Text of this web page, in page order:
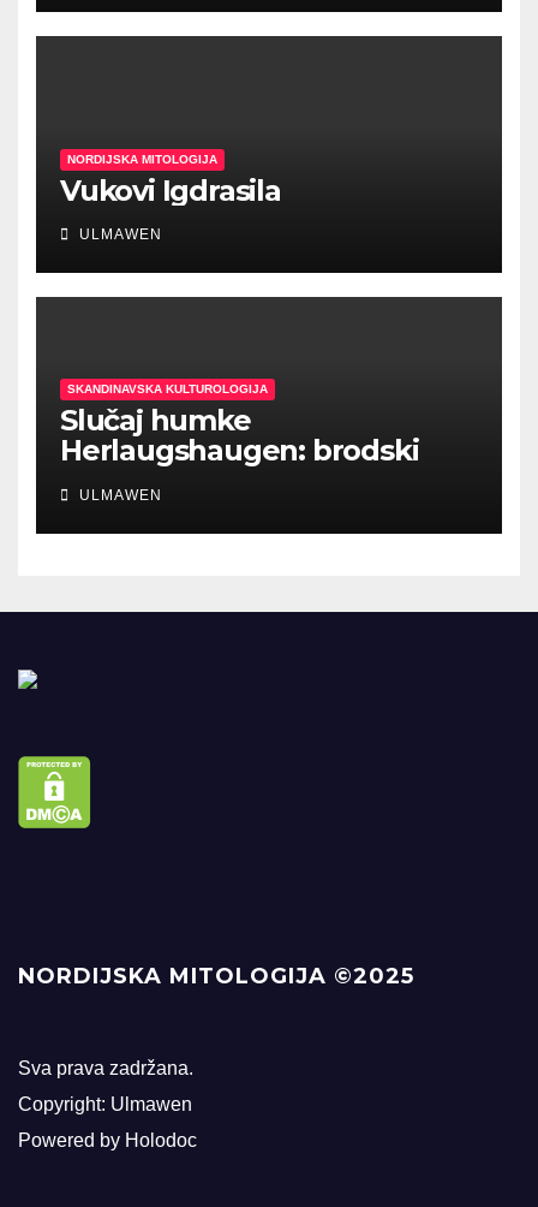
NORDIJSKA MITOLOGIJA
Vukovi Igdrasila
ULMAWEN
SKANDINAVSKA KULTUROLOGIJA
Slučaj humke
Herlaugshaugen: brodski
dobu?
ULMAWEN
NORDIJSKA MITOLOGIJA ©2025
Sva prava zadržana.
Copyright: Ulmawen
Powered by Holodoc